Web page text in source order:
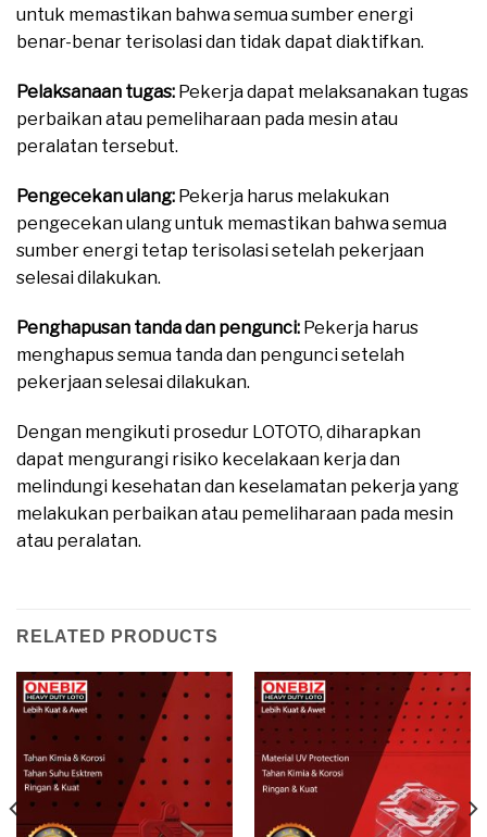
untuk memastikan bahwa semua sumber energi
benar-benar terisolasi dan tidak dapat diaktifkan.
Pelaksanaan tugas: Pekerja dapat melaksanakan tugas
perbaikan atau pemeliharaan pada mesin atau
peralatan tersebut.
Pengecekan ulang: Pekerja harus melakukan
pengecekan ulang untuk memastikan bahwa semua
sumber energi tetap terisolasi setelah pekerjaan
selesai dilakukan.
Penghapusan tanda dan pengunci: Pekerja harus
menghapus semua tanda dan pengunci setelah
pekerjaan selesai dilakukan.
Dengan mengikuti prosedur LOTOTO, diharapkan
dapat mengurangi risiko kecelakaan kerja dan
melindungi kesehatan dan keselamatan pekerja yang
melakukan perbaikan atau pemeliharaan pada mesin
atau peralatan.
RELATED PRODUCTS